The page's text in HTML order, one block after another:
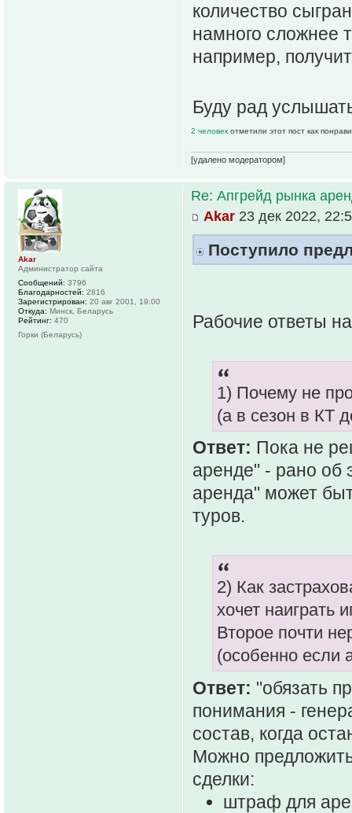
количество
намного сложнее
например,
Буду рад
2 человек отметили этот пост как
[удалено модератором]
Re: Апгрейд рынка
Akar 23 дек 2022,
Поступило
Рабочие ответы
1) Почему не
(а в сезон в КТ
Ответ: Пока не
аренде" - рано об
аренда" может
туров.
2) Как
хочет наиграть
Второе почти
(особенно если
Ответ: "обязать
понимания -
состав, когда
Можно
сделки:
штраф для
Akar
Администратор сайта
Сообщений: 3796
Благодарностей: 2816
Зарегистрирован: 20 авг 2001, 19:00
Откуда: Минск, Беларусь
Рейтинг: 470
Горки (Беларусь)